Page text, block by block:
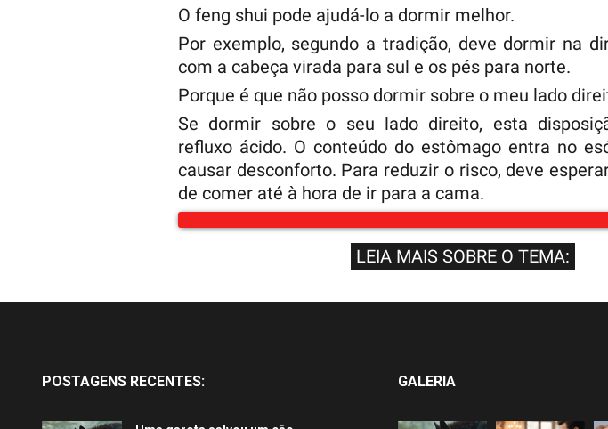
O feng shui pode ajudá-lo a dormir melhor.
Por exemplo, segundo a tradição, deve dormir na
com a cabeça virada para sul e os pés para norte.
Porque é que não posso dormir sobre o meu lado
Se dormir sobre o seu lado direito, esta
refluxo ácido. O conteúdo do estômago entra no
causar desconforto. Para reduzir o risco, deve
de comer até à hora de ir para a cama.
LEIA MAIS SOBRE O TEMA:
POSTAGENS RECENTES: GALERIA